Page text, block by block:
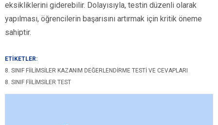
eksikliklerini giderebilir. Dolayısıyla, testin düzenli olarak
yapılması, öğrencilerin başarısını artırmak için kritik öneme
sahiptir.
ETİKETLER:
8. SINIF FIILIMSILER KAZANIM DEĞERLENDIRME TESTI VE CEVAPLARI
8. SINIF FIILIMSILER TEST